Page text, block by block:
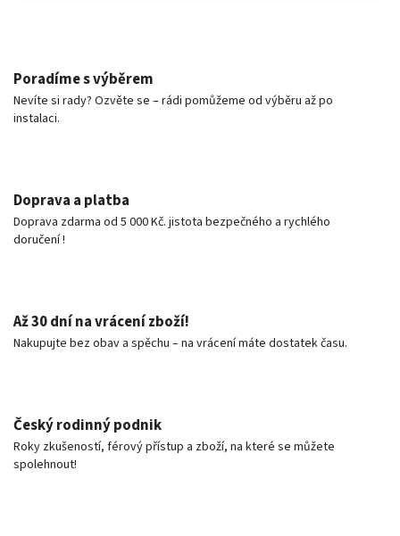
Poradíme s výběrem
Nevíte si rady? Ozvěte se – rádi pomůžeme od výběru až po
instalaci.
Doprava a platba
Doprava zdarma od 5 000 Kč. jistota bezpečného a rychlého
doručení !
Až 30 dní na vrácení zboží!
Nakupujte bez obav a spěchu – na vrácení máte dostatek času.
Český rodinný podnik
Roky zkušeností, férový přístup a zboží, na které se můžete
spolehnout!